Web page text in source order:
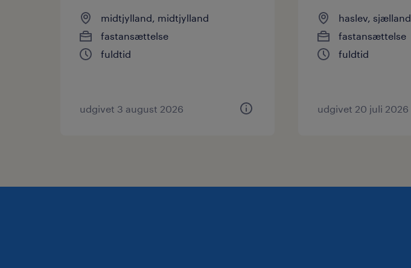
midtjylland, midtjylland
fastansættelse
fuldtid
udgivet 3 august 2026
haslev, sjælland
fastansættelse
fuldtid
udgivet 20 juli 2026